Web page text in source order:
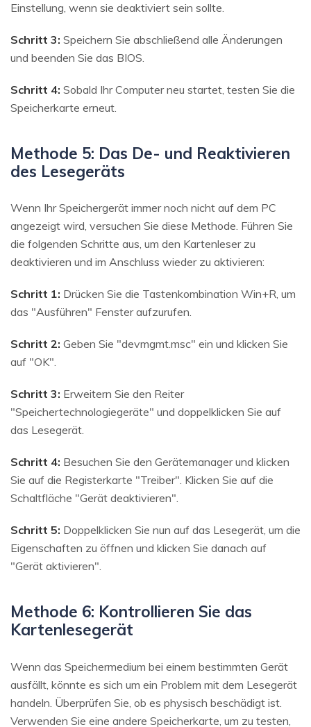
Einstellung, wenn sie deaktiviert sein sollte.
Schritt 3: Speichern Sie abschließend alle Änderungen
und beenden Sie das BIOS.
Schritt 4: Sobald Ihr Computer neu startet, testen Sie die
Speicherkarte erneut.
Methode 5: Das De- und Reaktivieren
des Lesegeräts
Wenn Ihr Speichergerät immer noch nicht auf dem PC
angezeigt wird, versuchen Sie diese Methode. Führen Sie
die folgenden Schritte aus, um den Kartenleser zu
deaktivieren und im Anschluss wieder zu aktivieren:
Schritt 1: Drücken Sie die Tastenkombination Win+R, um
das "Ausführen" Fenster aufzurufen.
Schritt 2: Geben Sie "devmgmt.msc" ein und klicken Sie
auf "OK".
Schritt 3: Erweitern Sie den Reiter
"Speichertechnologiegeräte" und doppelklicken Sie auf
das Lesegerät.
Schritt 4: Besuchen Sie den Gerätemanager und klicken
Sie auf die Registerkarte "Treiber". Klicken Sie auf die
Schaltfläche "Gerät deaktivieren".
Schritt 5: Doppelklicken Sie nun auf das Lesegerät, um die
Eigenschaften zu öffnen und klicken Sie danach auf
"Gerät aktivieren".
Methode 6: Kontrollieren Sie das
Kartenlesegerät
Wenn das Speichermedium bei einem bestimmten Gerät
ausfällt, könnte es sich um ein Problem mit dem Lesegerät
handeln. Überprüfen Sie, ob es physisch beschädigt ist.
Verwenden Sie eine andere Speicherkarte, um zu testen,